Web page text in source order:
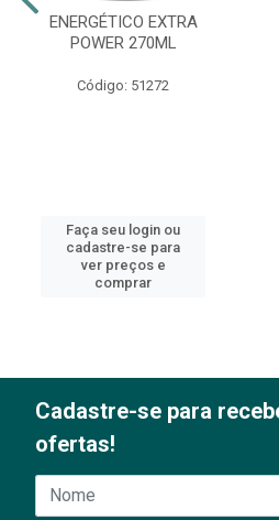
ENERGÉTICO EXTRA
POWER 270ML
Código: 51272
Faça seu login ou
cadastre-se para
ver preços e
comprar
Cadastre-se para
ofertas!